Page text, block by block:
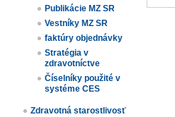
Publikácie MZ SR
Vestníky MZ SR
faktúry objednávky
Stratégia v
zdravotníctve
Číselníky použité v
systéme CES
Zdravotná starostlivosť